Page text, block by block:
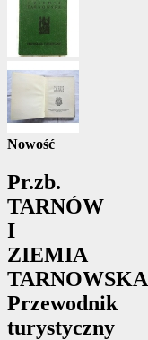
Nowość
Pr.zb.
TARNÓW
I
ZIEMIA
TARNOWSKA
Przewodnik
turystyczny